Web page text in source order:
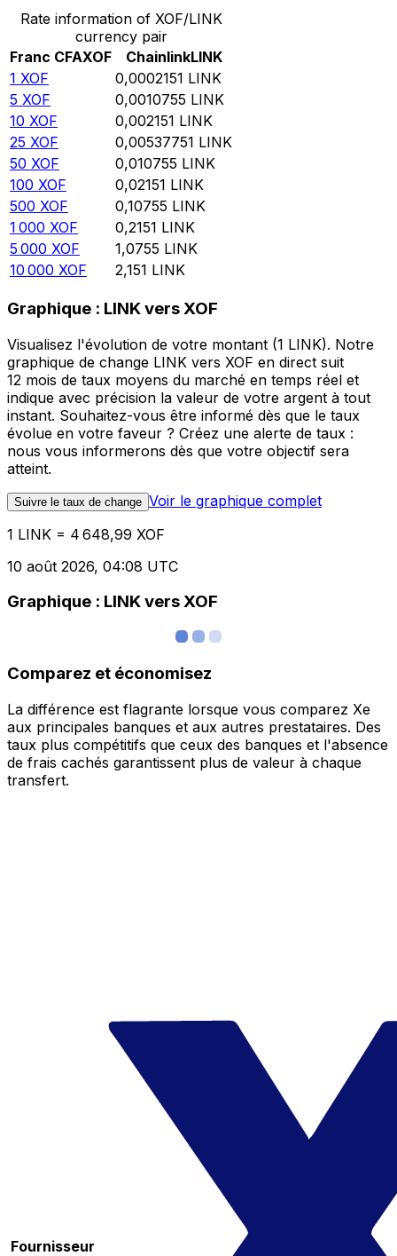
Rate information of XOF/LINK
currency pair
Franc CFAXOF ChainlinkLINK
1 XOF 0,0002151 LINK
5 XOF 0,0010755 LINK
10 XOF 0,002151 LINK
25 XOF 0,00537751 LINK
50 XOF 0,010755 LINK
100 XOF 0,02151 LINK
500 XOF 0,10755 LINK
1 000 XOF 0,2151 LINK
5 000 XOF 1,0755 LINK
10 000 XOF 2,151 LINK
Graphique : LINK vers XOF
Visualisez l'évolution de votre montant (1 LINK). Notre
graphique de change LINK vers XOF en direct suit
12 mois de taux moyens du marché en temps réel et
indique avec précision la valeur de votre argent à tout
instant. Souhaitez-vous être informé dès que le taux
évolue en votre faveur ? Créez une alerte de taux :
nous vous informerons dès que votre objectif sera
atteint.
Suivre le taux de change Voir le graphique complet
1 LINK = 4 648,99 XOF
10 août 2026, 04:08 UTC
Graphique : LINK vers XOF
Comparez et économisez
La différence est flagrante lorsque vous comparez Xe
aux principales banques et aux autres prestataires. Des
taux plus compétitifs que ceux des banques et l'absence
de frais cachés garantissent plus de valeur à chaque
transfert.
Fournisseur